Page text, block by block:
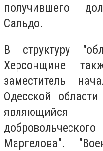
получившего
Сальдо.
В структуру
Херсонщине
заместитель
Одесской
Маргелова".